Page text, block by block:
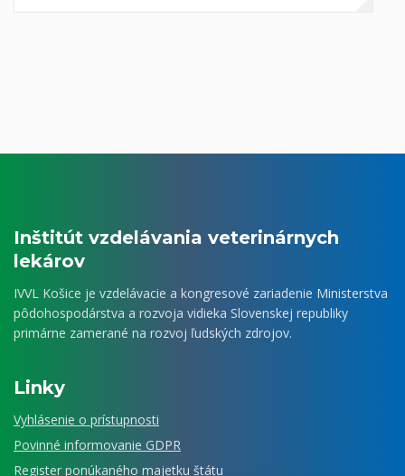
Inštitút vzdelávania veterinárnych
lekárov
IVVL Košice je vzdelávacie a kongresové zariadenie Ministerstva
pôdohospodárstva a rozvoja vidieka Slovenskej republiky
primárne zamerané na rozvoj ľudských zdrojov.
Linky
Vyhlásenie o prístupnosti
Povinné informovanie GDPR
Register ponúkaného majetku štátu